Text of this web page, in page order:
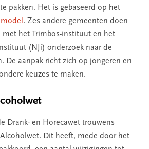
pakken. Het is gebaseerd op het
. Zes andere gemeenten doen
het Trimbos-instituut en het
(NJi) onderzoek naar de
De aanpak richt zich op jongeren en
keuzes te maken.
Drank- en Horecawet trouwens
Dit heeft, mede door het